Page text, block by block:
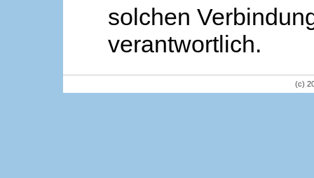
solchen
verantwortlich.
(c)